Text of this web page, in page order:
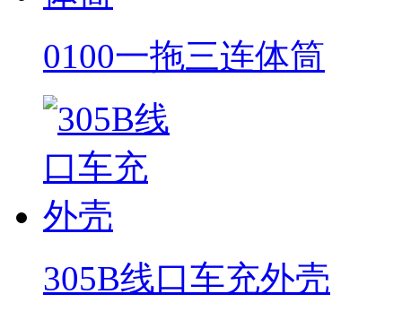
0100一拖三连体筒
305B线口车充外壳